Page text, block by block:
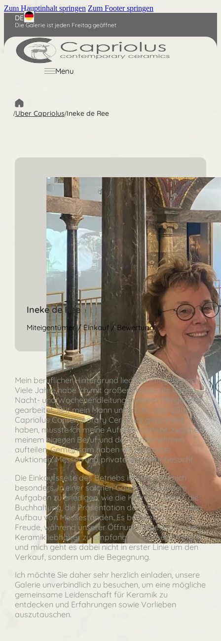
Zum Hauptinhalt springen Zum Footer springen
Die Galerie ist jeden Freitag geöffnet
DE
Nederlands
Menu
/Uber Capriolus/Ineke de Ree
Ineke de Ree
Miteigentümer / Einkauf / Bewertung
Mein beruflicher Hintergrund liegt im Pflegebereich.
Viele Jahre habe ich mit großer Freude als Abend-,
Nacht- und Wochenendleitung in einem Pflegeheim
gearbeitet. Seit mein Mann und ich im Jahr 2000
Capriolus Contemporary Ceramics gegründet
haben, musste ich meine Aufmerksamkeit zwischen
meinem eigenen Beruf und dem Unternehmen
aufteilen. Gemeinsam haben wir zahlreiche
Auktionen, Messen und private Sammler besucht.
Die Einkaufsseite des Betriebs interessiert mich
besonders. In einer solchen Galerie gibt es viele
Aufgaben zu erledigen, wie die Korrespondenz, die
Buchhaltung, die Präsentation der Objekte und den
Aufbau von Messeständen. Es bereitet mir große
Freude, während unserer Öffnungstage am Freitag
Keramikliebhaber zu empfangen. Für meinen Mann
und mich geht es dabei nicht in erster Linie um den
Verkauf, sondern um die Begegnung.
Ich möchte Sie daher sehr herzlich einladen, unsere
Galerie unverbindlich zu besuchen, um eine mögliche
gemeinsame Leidenschaft für Keramik zu
entdecken und Erfahrungen sowie Vorlieben
auszutauschen.